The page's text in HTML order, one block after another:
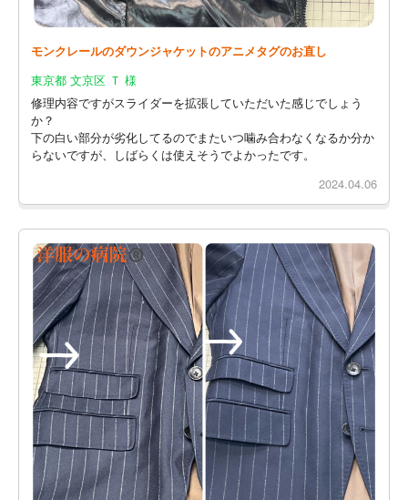
モンクレールのダウンジャケットのアニメタグのお直し
東京都 文京区 Ｔ 様
修理内容ですがスライダーを拡張していただいた感じでしょう
か？
下の白い部分が劣化してるのでまたいつ噛み合わなくなるか分か
らないですが、しばらくは使えそうでよかったです。
2024.04.06